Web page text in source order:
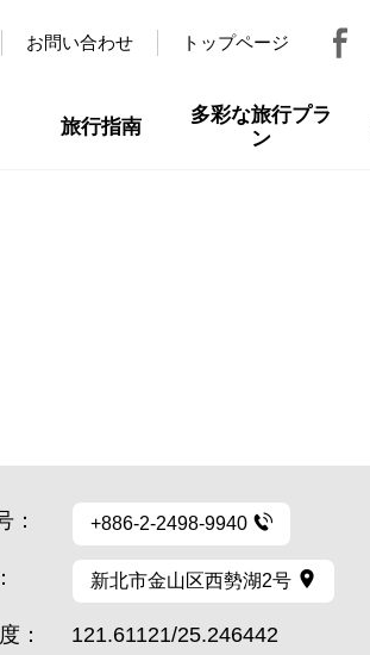
お問い合わせ トップページ
旅行指南
多彩な旅行プラ
ン
： +886-2-2498-9940
新北市金山区西勢湖2号
： 121.61121/25.246442